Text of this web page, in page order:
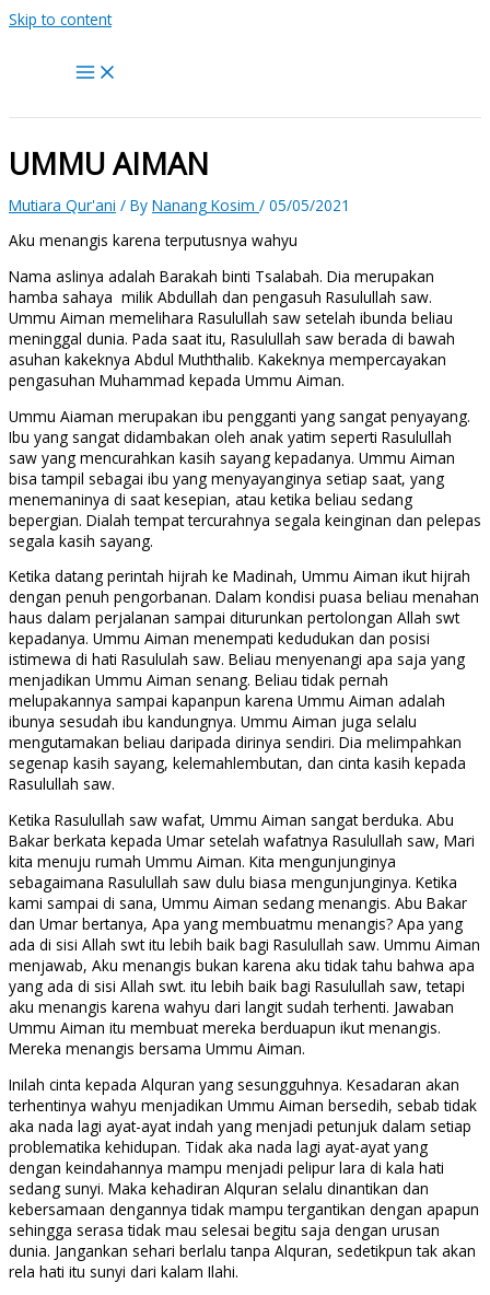
Skip to content
UMMU AIMAN
Mutiara Qur'ani / By Nanang Kosim / 05/05/2021
Aku menangis karena terputusnya wahyu
Nama aslinya adalah Barakah binti Tsalabah. Dia merupakan
hamba sahaya milik Abdullah dan pengasuh Rasulullah saw.
Ummu Aiman memelihara Rasulullah saw setelah ibunda beliau
meninggal dunia. Pada saat itu, Rasulullah saw berada di bawah
asuhan kakeknya Abdul Muththalib. Kakeknya mempercayakan
pengasuhan Muhammad kepada Ummu Aiman.
Ummu Aiaman merupakan ibu pengganti yang sangat penyayang.
Ibu yang sangat didambakan oleh anak yatim seperti Rasulullah
saw yang mencurahkan kasih sayang kepadanya. Ummu Aiman
bisa tampil sebagai ibu yang menyayanginya setiap saat, yang
menemaninya di saat kesepian, atau ketika beliau sedang
bepergian. Dialah tempat tercurahnya segala keinginan dan pelepas
segala kasih sayang.
Ketika datang perintah hijrah ke Madinah, Ummu Aiman ikut hijrah
dengan penuh pengorbanan. Dalam kondisi puasa beliau menahan
haus dalam perjalanan sampai diturunkan pertolongan Allah swt
kepadanya. Ummu Aiman menempati kedudukan dan posisi
istimewa di hati Rasululah saw. Beliau menyenangi apa saja yang
menjadikan Ummu Aiman senang. Beliau tidak pernah
melupakannya sampai kapanpun karena Ummu Aiman adalah
ibunya sesudah ibu kandungnya. Ummu Aiman juga selalu
mengutamakan beliau daripada dirinya sendiri. Dia melimpahkan
segenap kasih sayang, kelemahlembutan, dan cinta kasih kepada
Rasulullah saw.
Ketika Rasulullah saw wafat, Ummu Aiman sangat berduka. Abu
Bakar berkata kepada Umar setelah wafatnya Rasulullah saw, Mari
kita menuju rumah Ummu Aiman. Kita mengunjunginya
sebagaimana Rasulullah saw dulu biasa mengunjunginya. Ketika
kami sampai di sana, Ummu Aiman sedang menangis. Abu Bakar
dan Umar bertanya, Apa yang membuatmu menangis? Apa yang
ada di sisi Allah swt itu lebih baik bagi Rasulullah saw. Ummu Aiman
menjawab, Aku menangis bukan karena aku tidak tahu bahwa apa
yang ada di sisi Allah swt. itu lebih baik bagi Rasulullah saw, tetapi
aku menangis karena wahyu dari langit sudah terhenti. Jawaban
Ummu Aiman itu membuat mereka berduapun ikut menangis.
Mereka menangis bersama Ummu Aiman.
Inilah cinta kepada Alquran yang sesungguhnya. Kesadaran akan
terhentinya wahyu menjadikan Ummu Aiman bersedih, sebab tidak
aka nada lagi ayat-ayat indah yang menjadi petunjuk dalam setiap
problematika kehidupan. Tidak aka nada lagi ayat-ayat yang
dengan keindahannya mampu menjadi pelipur lara di kala hati
sedang sunyi. Maka kehadiran Alquran selalu dinantikan dan
kebersamaan dengannya tidak mampu tergantikan dengan apapun
sehingga serasa tidak mau selesai begitu saja dengan urusan
dunia. Jangankan sehari berlalu tanpa Alquran, sedetikpun tak akan
rela hati itu sunyi dari kalam Ilahi.